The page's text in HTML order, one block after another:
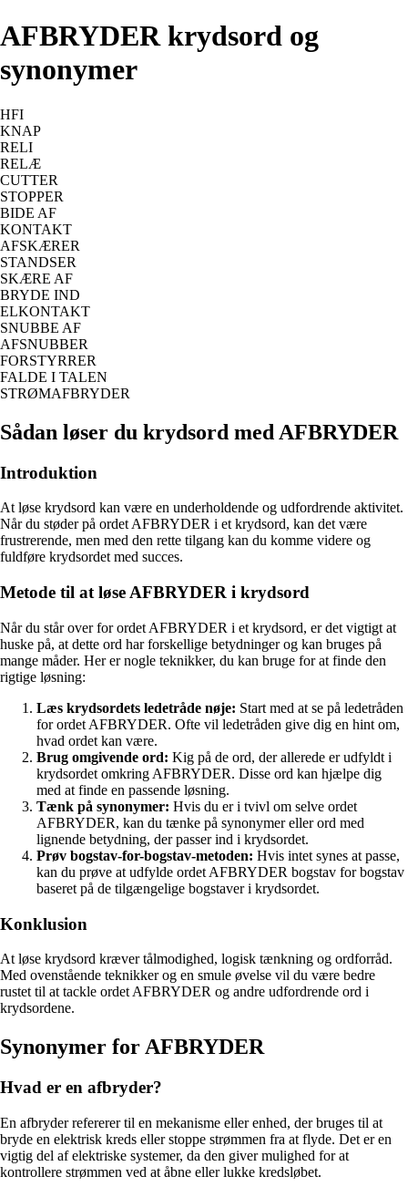
AFBRYDER krydsord og
synonymer
HFI
KNAP
RELI
RELÆ
CUTTER
STOPPER
BIDE AF
KONTAKT
AFSKÆRER
STANDSER
SKÆRE AF
BRYDE IND
ELKONTAKT
SNUBBE AF
AFSNUBBER
FORSTYRRER
FALDE I TALEN
STRØMAFBRYDER
Sådan løser du krydsord med AFBRYDER
Introduktion
At løse krydsord kan være en underholdende og udfordrende aktivitet.
Når du støder på ordet AFBRYDER i et krydsord, kan det være
frustrerende, men med den rette tilgang kan du komme videre og
fuldføre krydsordet med succes.
Metode til at løse AFBRYDER i krydsord
Når du står over for ordet AFBRYDER i et krydsord, er det vigtigt at
huske på, at dette ord har forskellige betydninger og kan bruges på
mange måder. Her er nogle teknikker, du kan bruge for at finde den
rigtige løsning:
Læs krydsordets ledetråde nøje: Start med at se på ledetråden
for ordet AFBRYDER. Ofte vil ledetråden give dig en hint om,
hvad ordet kan være.
Brug omgivende ord: Kig på de ord, der allerede er udfyldt i
krydsordet omkring AFBRYDER. Disse ord kan hjælpe dig
med at finde en passende løsning.
Tænk på synonymer: Hvis du er i tvivl om selve ordet
AFBRYDER, kan du tænke på synonymer eller ord med
lignende betydning, der passer ind i krydsordet.
Prøv bogstav-for-bogstav-metoden: Hvis intet synes at passe,
kan du prøve at udfylde ordet AFBRYDER bogstav for bogstav
baseret på de tilgængelige bogstaver i krydsordet.
Konklusion
At løse krydsord kræver tålmodighed, logisk tænkning og ordforråd.
Med ovenstående teknikker og en smule øvelse vil du være bedre
rustet til at tackle ordet AFBRYDER og andre udfordrende ord i
krydsordene.
Synonymer for AFBRYDER
Hvad er en afbryder?
En afbryder refererer til en mekanisme eller enhed, der bruges til at
bryde en elektrisk kreds eller stoppe strømmen fra at flyde. Det er en
vigtig del af elektriske systemer, da den giver mulighed for at
kontrollere strømmen ved at åbne eller lukke kredsløbet.